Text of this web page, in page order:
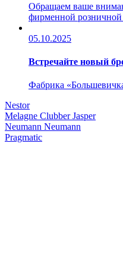
Обращаем ваше
фирменной розничной
05.10.2025
Встречайте новый
Фабрика
Nestor
Melagne Clubber Jasper
Neumann Neumann
Pragmatic